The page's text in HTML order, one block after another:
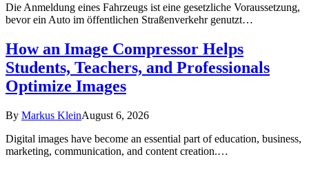
Die Anmeldung eines Fahrzeugs ist eine gesetzliche Voraussetzung,
bevor ein Auto im öffentlichen Straßenverkehr genutzt…
How an Image Compressor Helps
Students, Teachers, and Professionals
Optimize Images
By Markus KleinAugust 6, 2026
Digital images have become an essential part of education, business,
marketing, communication, and content creation.…